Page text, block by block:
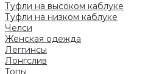
Туфли на высоком каблуке
Туфли на низком каблуке
Челси
Женская одежда
Леггинсы
Лонгслив
Топы